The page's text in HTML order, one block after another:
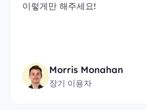
이렇게만 해주세요!
Morris Monahan
장기 이용자